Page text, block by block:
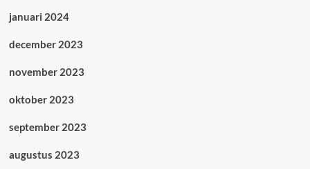
januari 2024
december 2023
november 2023
oktober 2023
september 2023
augustus 2023